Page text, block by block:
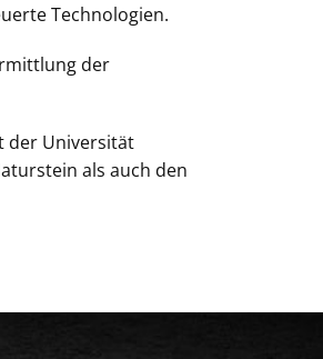
Technologien.
der
der Universität
als auch den